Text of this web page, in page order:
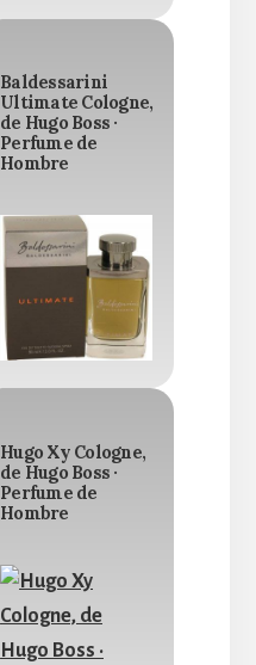
Baldessarini
Ultimate Cologne,
de Hugo Boss ·
Perfume de
Hombre
Hugo Xy Cologne,
de Hugo Boss ·
Perfume de
Hombre